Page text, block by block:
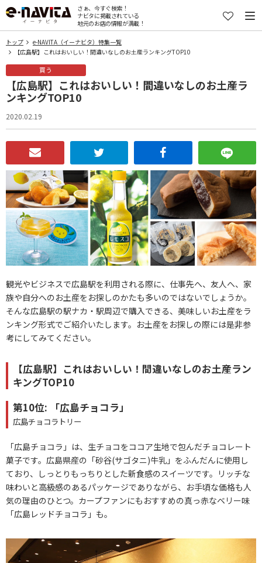
さぁ、今すぐ検索！
ナビタに掲載されている
地元のお店の情報が満載！
トップ
e-NAVITA（イーナビタ）特集一覧
【広島駅】これはおいしい！間違いなしのお土産ランキングTOP10
買う
【広島駅】これはおいしい！間違いなしのお土産ラ
ンキングTOP10
2020.02.19
観光やビジネスで広島駅を利用される際に、仕事先へ、友人へ、家
族や自分へのお土産をお探しのかたも多いのではないでしょうか。
そんな広島駅の駅ナカ・駅周辺で購入できる、美味しいお土産をラ
ンキング形式でご紹介いたします。お土産をお探しの際には是非参
考にしてみてください。
【広島駅】これはおいしい！間違いなしのお土産ラン
キングTOP10
第10位: 「広島チョコラ」
広島チョコラトリー
「広島チョコラ」は、生チョコをココア生地で包んだチョコレート
菓子です。広島県産の「砂谷(サゴタニ)牛乳」をふんだんに使用し
ており、しっとりもっちりとした新食感のスイーツです。リッチな
味わいと高級感のあるパッケージでありながら、お手頃な価格も人
気の理由のひとつ。カープファンにもおすすめの真っ赤なベリー味
「広島レッドチョコラ」も。